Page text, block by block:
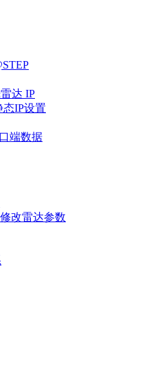
达 IP
态IP设置
端数据
改雷达参数